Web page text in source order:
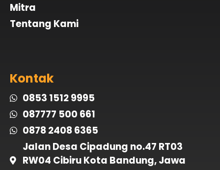
Mitra
Tentang Kami
Kontak
0853 1512 9995
087777 500 661
0878 2408 6365
Jalan Desa Cipadung no.47 RT03
RW04 Cibiru Kota Bandung, Jawa